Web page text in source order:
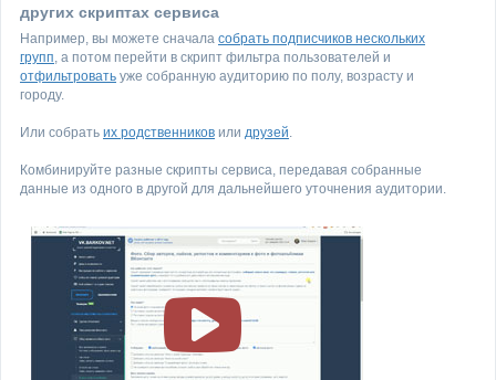
других скриптах сервиса
Например, вы можете сначала собрать подписчиков нескольких
групп, а потом перейти в скрипт фильтра пользователей и
отфильтровать уже собранную аудиторию по полу, возрасту и
городу.
Или собрать их родственников или друзей.
Комбинируйте разные скрипты сервиса, передавая собранные
данные из одного в другой для дальнейшего уточнения аудитории.